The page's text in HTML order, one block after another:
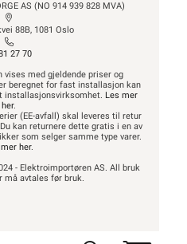
AS (NO 914 939 828 MVA)
88B, 1081 Oslo
27 70
med gjeldende priser og
beregnet for fast installasjon kan
installasjonsvirksomhet. Les mer
her.
(EE-avfall) skal leveres til retur
kan returnere dette gratis i en av
som selger samme type varer.
her.
- Elektroimportøren AS. All bruk
må avtales før bruk.